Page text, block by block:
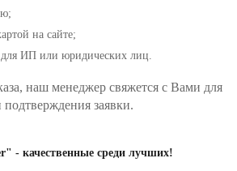
на сайте;
для ИП или юридических лиц.
наш менеджер свяжется с Вами для
подтверждения заявки.
- качественные среди лучших!